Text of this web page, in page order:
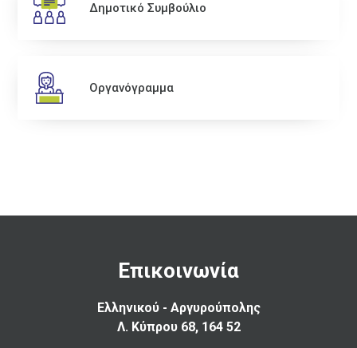
Δημοτικό Συμβούλιο
Οργανόγραμμα
Επικοινωνία
Ελληνικού - Αργυρούπολης
Λ. Κύπρου 68, 164 52